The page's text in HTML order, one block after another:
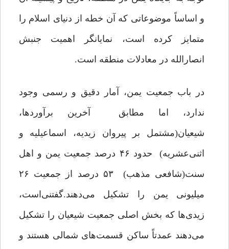
و اساساً موضوعاتی که آن خطه از دنیای اسلام را
متمایز کرده است، نمایانگر اهمیت جنبش
انصارالله در معادلات منطقه است.
در باب جمعیت یمن، آمار دقیق و رسمی وجود
ندارد، اما مطابق آخرین برآوردها،
شیعیان(مشتمل بر پیروان زیدیه، اسماعیلیه و
اثنی‌عشریه) حدود ۴۶ درصد جمعیت یمن و اهل
سنت‌(شافعی مذهب) ۵۳ درصد از جمعیت ۲۶
میلیونی یمن را تشکیل می‌دهند.گفتنی‌است،
زیدی‌ها که بخش اصلی جمعیت شیعیان را تشکیل
می‌دهند عمدتاً ساکن قسمت‌های شمالی هستند و